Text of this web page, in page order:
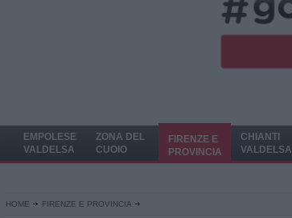
EMPOLESE
VALDELSA
ZONA DEL
CUOIO
FIRENZE E
PROVINCIA
CHIANTI
VALDELSA
HOME FIRENZE E PROVINCIA